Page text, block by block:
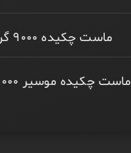
ماست چکیده ۹۰۰۰ گرم دیار
ماست چکیده موسیر ۹۰۰۰ گرم دیار